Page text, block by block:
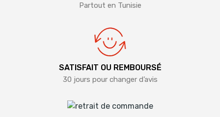
Partout en Tunisie
SATISFAIT OU REMBOURSÉ
30 jours pour changer d’avis